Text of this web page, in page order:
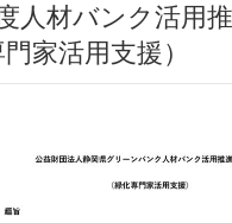
門家活用支援）